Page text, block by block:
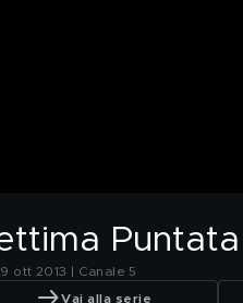
Puntata
ott 2013 | Canale 5
Vai alla serie